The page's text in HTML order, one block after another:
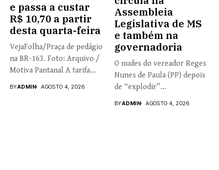
e passa a custar
R$ 10,70 a partir
desta quarta-feira
VejaFolha/Praça de pedágio
na BR-163. Foto: Arquivo /
Motiva Pantanal A tarifa...
BYADMIN AGOSTO 4, 2026
Assembleia
Legislativa de MS
e também na
governadoria
O nudes do vereador Reges
Nunes de Paula (PP) depois
de “explodir”...
BYADMIN AGOSTO 4, 2026